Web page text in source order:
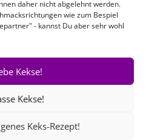
daher nicht abgelehnt werden.
wie zum Bespiel
- kannst Du aber sehr wohl
Kekse!
Kekse!
Keks-Rezept!
suchen oder gerne ein Produkt
lassen möchten,